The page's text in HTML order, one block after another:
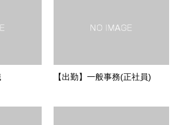
【出勤】一般事務(正社員)